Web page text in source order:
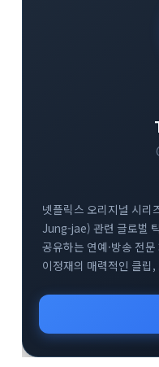
넷플릭스 오리지널 시
Jung-jae) 관련 글로벌
공유하는 연예·방송 전
이정재의 매력적인 클립
이정재와 오징어 게임의
수 있는 매력적인 엔터